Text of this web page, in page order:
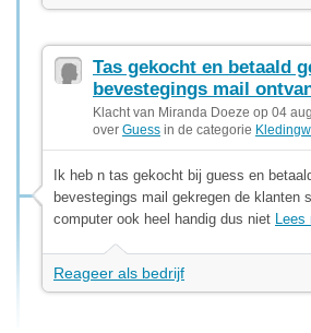
Tas gekocht en betaald
bevestegings mail
Klacht van Miranda Doeze op 04
over Guess in de categorie
Ik heb n tas gekocht bij guess en
bevestegings mail gekregen de klanten
computer ook heel handig dus niet Lees
Reageer als bedrijf